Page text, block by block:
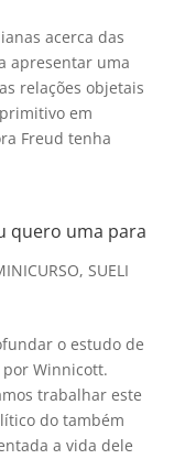
acerca das
apresentar uma
relações objetais
em
Freud tenha
quero uma para
, SUELI
o estudo de
Winnicott.
trabalhar este
do também
a vida dele